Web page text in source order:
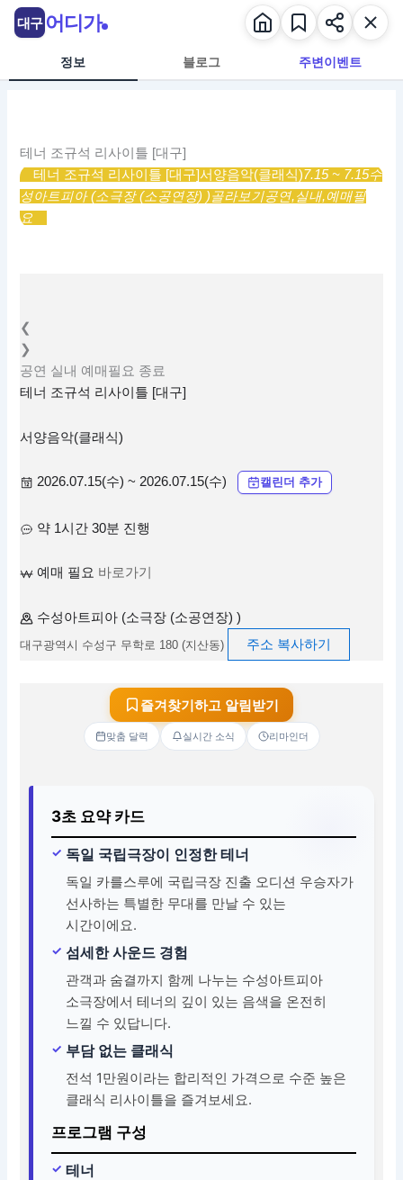
정보 블로그 주변이벤트
테너 조규석 리사이틀 [대구]
테너 조규석 리사이틀 [대구]서양음악(클래식)7.15 ~ 7.15수
성아트피아 (소극장 (소공연장) )골라보기공연,실내,예매필
요
❮
❯
공연 실내 예매필요 종료
테너 조규석 리사이틀 [대구]
서양음악(클래식)
2026.07.15(수) ~ 2026.07.15(수) 캘린더 추가
약 1시간 30분 진행
예매 필요 바로가기
수성아트피아 (소극장 (소공연장) )
대구광역시 수성구 무학로 180 (지산동) 주소 복사하기
즐겨찾기하고 알림받기
맞춤 달력 실시간 소식 리마인더
3초 요약 카드
독일 국립극장이 인정한 테너
독일 카를스루에 국립극장 진출 오디션 우승자가
선사하는 특별한 무대를 만날 수 있는
시간이에요.
섬세한 사운드 경험
관객과 숨결까지 함께 나누는 수성아트피아
소극장에서 테너의 깊이 있는 음색을 온전히
느낄 수 있답니다.
부담 없는 클래식
전석 1만원이라는 합리적인 가격으로 수준 높은
클래식 리사이틀을 즐겨보세요.
프로그램 구성
테너
대구 어디가